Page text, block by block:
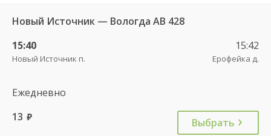
Новый Источник — Вологда АВ 428
15:40
Новый Источник п.
15:42
Ерофейка д.
Ежедневно
13 руб. Выбрать